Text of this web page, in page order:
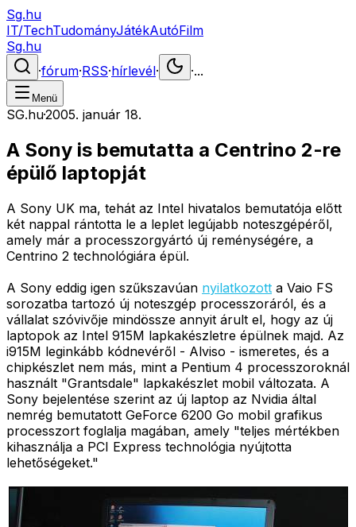
Sg.hu
IT/TechTudományJátékAutóFilm
Sg.hu
·fórum·RSS·hírlevél· ·...
Menü
SG.hu·2005. január 18.
A Sony is bemutatta a Centrino 2-re
épülő laptopját
A Sony UK ma, tehát az Intel hivatalos bemutatója előtt
két nappal rántotta le a leplet legújabb noteszgépéről,
amely már a processzorgyártó új reménységére, a
Centrino 2 technológiára épül.
A Sony eddig igen szűkszavúan nyilatkozott a Vaio FS
sorozatba tartozó új noteszgép processzoráról, és a
vállalat szóvivője mindössze annyit árult el, hogy az új
laptopok az Intel 915M lapkakészletre épülnek majd. Az
i915M leginkább kódnevéről - Alviso - ismeretes, és a
chipkészlet nem más, mint a Pentium 4 processzoroknál
használt "Grantsdale" lapkakészlet mobil változata. A
Sony bejelentése szerint az új laptop az Nvidia által
nemrég bemutatott GeForce 6200 Go mobil grafikus
processzort foglalja magában, amely "teljes mértékben
kihasználja a PCI Express technológia nyújtotta
lehetőségeket."